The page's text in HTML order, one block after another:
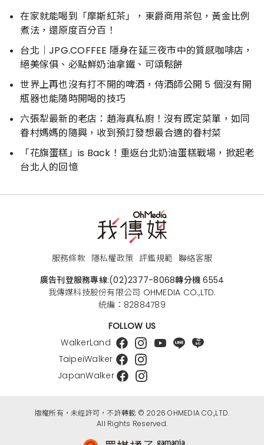
在家就能喝到「摩斯紅茶」，東爵商用茶包，黃金比例
煮法，還原度百分百！
台北｜JPG.COFFEE 隱身在延三夜市中的質感咖啡店，
絕美傢俱、必點鮮奶油拿鐵、可頌鬆餅
世界上再也沒有打不開的啤酒，侍酒師公開 5 個沒有開
瓶器也能隨時開喝的技巧
六張犁最新的老店：趙海真私廚！沒有既定菜單，如同
眷村媽媽的隨興，收到預訂發想最合適的眷村菜
「花旗蛋糕」is Back！重返台北奶油蛋糕戰場，掀起老
台北人的回憶
服務條款 隱私權政策 評鑑規範 聯絡客服
廣告刊登服務專線:(02)2377-8068轉分機 6554
我傳媒科技股份有限公司 OHMEDIA CO.,LTD.
統編：82884789
FOLLOW US
WalkerLand
TaipeiWalker
JapanWalker
版權所有，未經許可，不許轉載 © 2026 OHMEDIA CO.,LTD.
All Rights Reserved.